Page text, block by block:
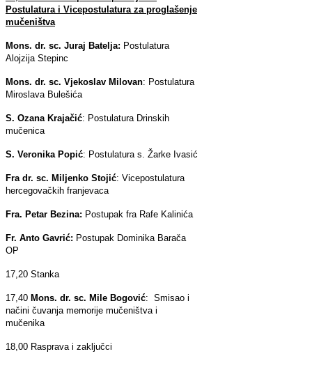
Postulatura i Vicepostulatura za proglašenje
mučeništva
Mons. dr. sc. Juraj Batelja: Postulatura
Alojzija Stepinc
Mons. dr. sc. Vjekoslav Milovan: Postulatura
Miroslava Bulešića
S. Ozana Krajačić: Postulatura Drinskih
mučenica
S. Veronika Popić: Postulatura s. Žarke Ivasić
Fra dr. sc. Miljenko Stojić: Vicepostulatura
hercegovačkih franjevaca
Fra. Petar Bezina: Postupak fra Rafe Kalinića
Fr. Anto Gavrić: Postupak Dominika Barača
OP
17,20 Stanka
17,40 Mons. dr. sc. Mile Bogović: Smisao i
načini čuvanja memorije mučeništva i
mučenika
18,00 Rasprava i zaključci